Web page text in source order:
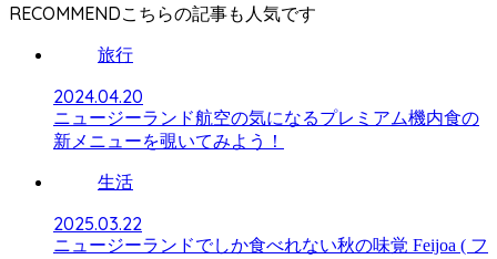
RECOMMEND
旅行
2024.04.20
ニュージーランド航空の気になるプレミアム機内食の
新メニューを覗いてみよう！
生活
2025.03.22
ニュージーランドでしか食べれない秋の味覚 Feijoa ( フ